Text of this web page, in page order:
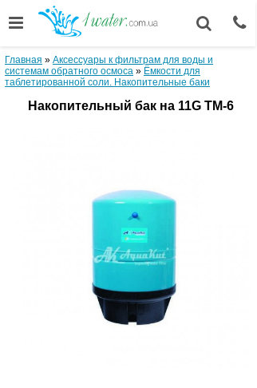
Главная » Аксессуары к фильтрам для воды и
системам обратного осмоса » Ёмкости для
таблетированной соли. Накопительные баки
Накопительный бак на 11G TM-6